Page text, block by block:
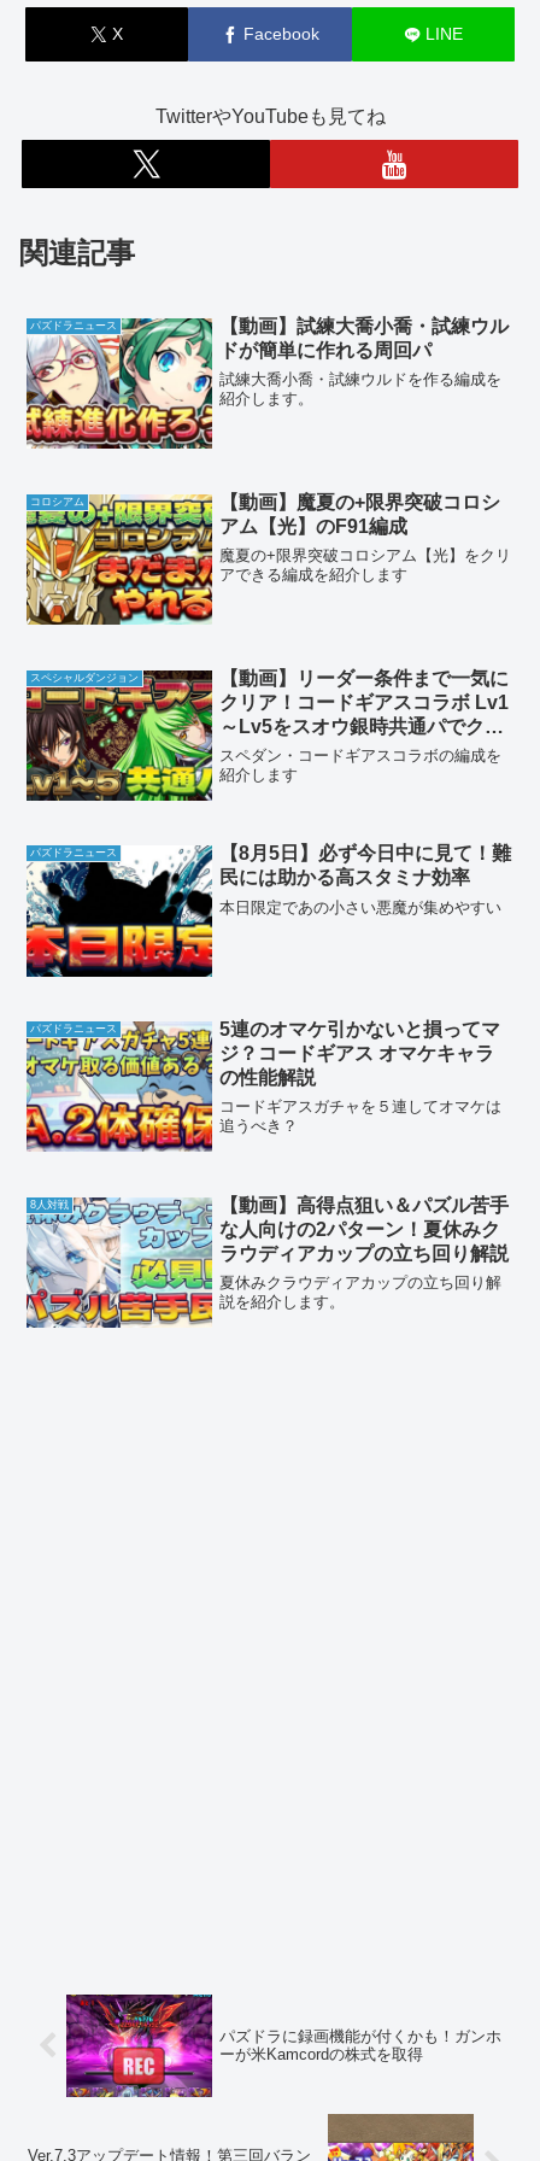
X Facebook LINE
TwitterやYouTubeも見てね
関連記事
パズドラニュース
【動画】試練大喬小喬・試練ウル
ドが簡単に作れる周回パ
試練大喬小喬・試練ウルドを作る編成を
紹介します。
コロシアム
【動画】魔夏の+限界突破コロシ
アム【光】のF91編成
魔夏の+限界突破コロシアム【光】をクリ
アできる編成を紹介します
スペシャルダンジョン
【動画】リーダー条件まで一気に
クリア！コードギアスコラボ Lv1
～Lv5をスオウ銀時共通パでクリ
ア
スペダン・コードギアスコラボの編成を
紹介します
パズドラニュース
【8月5日】必ず今日中に見て！難
民には助かる高スタミナ効率
本日限定であの小さい悪魔が集めやすい
パズドラニュース
5連のオマケ引かないと損ってマ
ジ？コードギアス オマケキャラ
の性能解説
コードギアスガチャを５連してオマケは
追うべき？
8人対戦
【動画】高得点狙い＆パズル苦手
な人向けの2パターン！夏休みク
ラウディアカップの立ち回り解説
夏休みクラウディアカップの立ち回り解
説を紹介します。
パズドラに録画機能が付くかも！ガンホ
ーが米Kamcordの株式を取得
Ver.7.3アップデート情報！第三回バラン